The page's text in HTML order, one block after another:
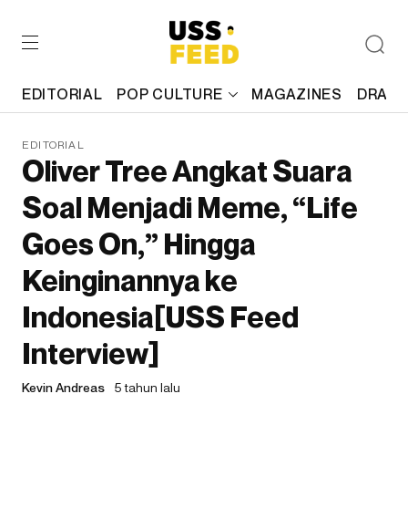
EDITORIAL POP CULTURE MAGAZINES
EDITORIAL
Oliver Tree Angkat Suara
Soal Menjadi Meme, “Life
Goes On,” Hingga
Keinginannya ke
Indonesia[USS Feed
Interview]
Kevin Andreas 5 tahun lalu